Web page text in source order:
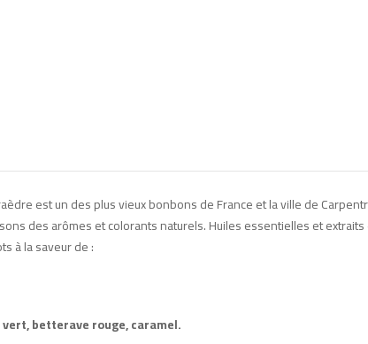
est un des plus vieux bonbons de France et la ville de
des arômes et colorants naturels. Huiles essentielles et
à la saveur de :
betterave rouge, caramel.